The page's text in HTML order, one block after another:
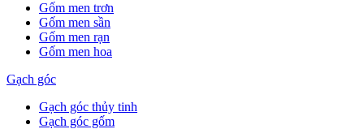
Gốm men trơn
Gốm men sần
Gốm men rạn
Gốm men hoa
Gạch góc
Gạch góc thủy tinh
Gạch góc gốm